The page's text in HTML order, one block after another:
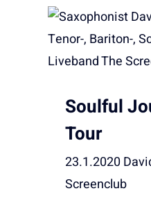
Soulful
Tour
23.1.2020
Screenclub